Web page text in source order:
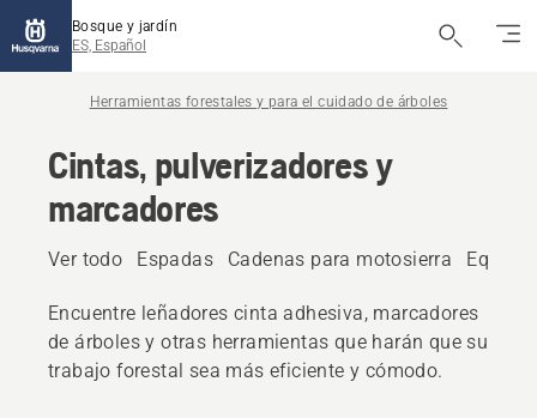
Bosque y jardín
ES, Español
Herramientas forestales y para el cuidado de árboles
Cintas, pulverizadores y
marcadores
Ver todo Espadas Cadenas para motosierra
Encuentre leñadores cinta adhesiva, marcadores
de árboles y otras herramientas que harán que su
trabajo forestal sea más eficiente y cómodo.